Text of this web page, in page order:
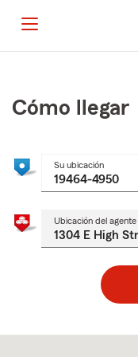
principal
Cómo llegar
Su ubicación
Ubicación del agente